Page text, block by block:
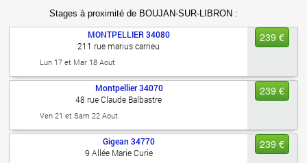
Stages à proximité de BOUJAN-SUR-LIBRON :
239 €
MONTPELLIER 34080
211 rue marius carrieu
Lun 17 et Mar 18 Aout
239 €
Montpellier34070
48 rue Claude Balbastre
Ven 21 et Sam 22 Aout
239 €
Gigean 34770
9 Allée Marie Curie